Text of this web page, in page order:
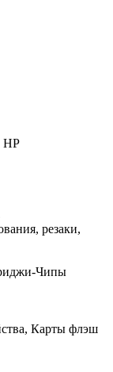
HP
резаки,
Чипы
Карты флэш